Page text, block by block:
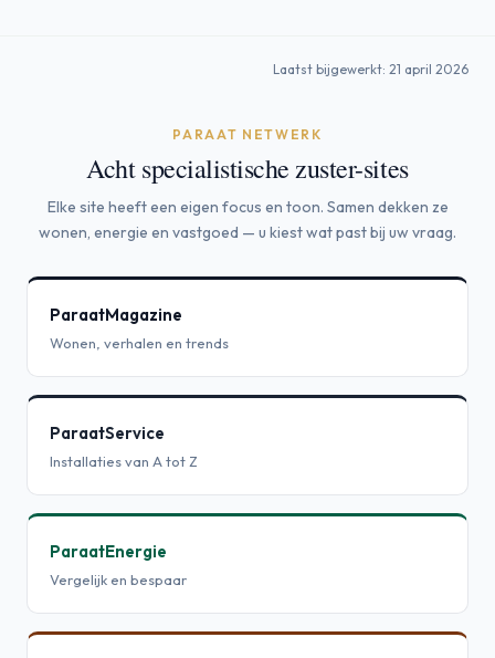
Laatst bijgewerkt: 21 april 2026
PARAAT NETWERK
Acht specialistische zuster-sites
Elke site heeft een eigen focus en toon. Samen dekken ze
wonen, energie en vastgoed — u kiest wat past bij uw vraag.
ParaatMagazine
Wonen, verhalen en trends
ParaatService
Installaties van A tot Z
ParaatEnergie
Vergelijk en bespaar